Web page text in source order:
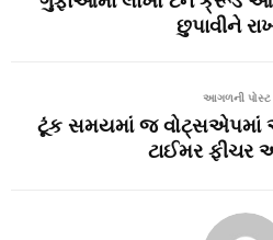
છુપાવીને
આગળની પોસ્ટ
ટૂંક સમયમાં જ વોટ્સએપમાં
ટાઈમર ફીચર